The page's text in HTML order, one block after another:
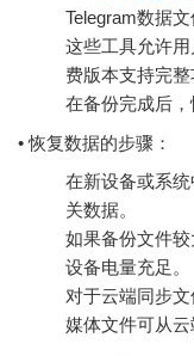
Telegram数据文
这些工具允许
费版本支持完整
在备份完成后，
• 恢复数据的步骤：
在新设备或系
关数据。
如果备份文件
设备电量充足。
对于云端同步
媒体文件可从云